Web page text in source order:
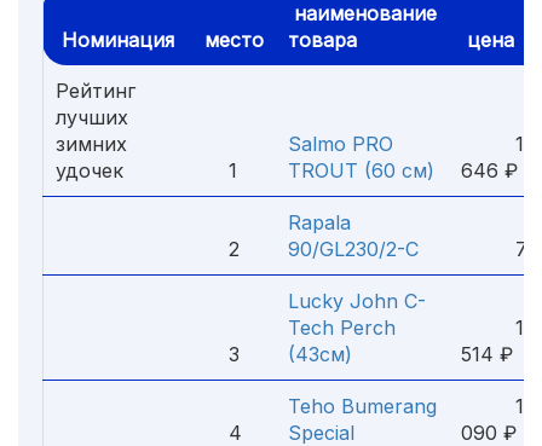
Номинация место
наименование
товара
цена
Рейтинг
лучших
зимних
удочек
1
Salmo PRO
TROUT (60 см)
1
646 ₽
2
Rapala
90/GL230/2-С
716
3
Lucky John C-
Tech Perch
(43см)
1
514 ₽
4
Teho Bumerang
Special
1
090 ₽